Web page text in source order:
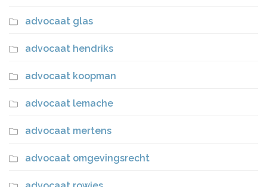
advocaat glas
advocaat hendriks
advocaat koopman
advocaat lemache
advocaat mertens
advocaat omgevingsrecht